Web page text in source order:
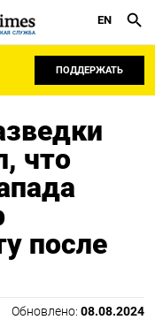
СЛУЖБА
EN
ПОДДЕРЖАТЬ
что
после
Обновлено: 08.08.2024